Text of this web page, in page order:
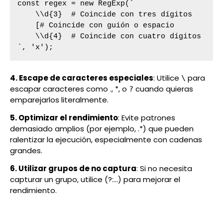
const regex = new RegExp(`
`, 'x');
4. Escape de caracteres especiales: Utilice \ para
escapar caracteres como ., *, o ? cuando quieras
emparejarlos literalmente.
5. Optimizar el rendimiento: Evite patrones
demasiado amplios (por ejemplo, .*) que pueden
ralentizar la ejecución, especialmente con cadenas
grandes.
6. Utilizar grupos de no captura: Si no necesita
capturar un grupo, utilice (?:...) para mejorar el
rendimiento.